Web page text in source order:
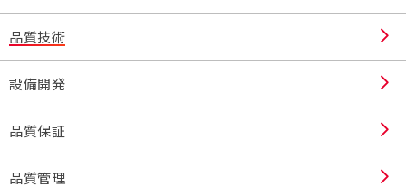
品質技術
設備開発
品質保証
品質管理